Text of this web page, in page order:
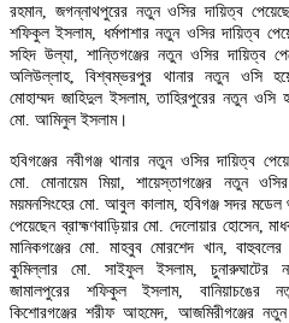
রহমান, জগন্নাথপুরের নতুন ওসির দায়িত্ব
শফিকুল ইসলাম, ধর্মপাশার নতুন ওসির দায়িত্ব
সহিদ উল্যা, শান্তিগঞ্জের নতুন ওসির দায়িত্ব
অলিউল্লাহ, বিশ্বম্ভরপুর থানার নতুন ওসি
মোহাম্মদ জাহিদুল ইসলাম, তাহিরপুরের নতুন ওসি
মো. আমিনুল ইসলাম।
হবিগঞ্জের নবীগঞ্জ থানার নতুন ওসির দায়িত্ব
মো. মোনায়েম মিয়া, শায়েস্তাগঞ্জের নতুন
ময়মনসিংহের মো. আবুল কালাম, হবিগঞ্জ সদর মডেল
পেয়েছেন ব্রাহ্মণবাড়িয়ার মো. দেলোয়ার হোসেন,
মানিকগঞ্জের মো. মাহবুব মোরশেদ খান,
কুমিল্লার মো. সাইফুল ইসলাম, চুনারুঘাটের
জামালপুরের শফিকুল ইসলাম, বানিয়াচঙের
কিশোরগঞ্জের শরীফ আহমেদ, আজমিরীগঞ্জের